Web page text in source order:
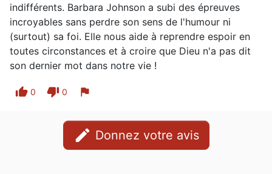
indifférents. Barbara Johnson a subi des épreuves
incroyables sans perdre son sens de l'humour ni
(surtout) sa foi. Elle nous aide à reprendre espoir en
toutes circonstances et à croire que Dieu n'a pas dit
son dernier mot dans notre vie !
thumb_up 0 thumb_down 0 flag
edit Donnez votre avis